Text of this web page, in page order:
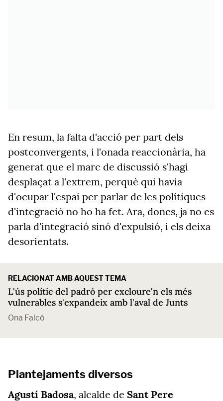
En resum, la falta d'acció per part dels
postconvergents, i l'onada reaccionària, ha
generat que el marc de discussió s'hagi
desplaçat a l'extrem, perquè qui havia
d'ocupar l'espai per parlar de les polítiques
d'integració no ho ha fet. Ara, doncs, ja no es
parla d'integració sinó d'expulsió, i els deixa
desorientats.
RELACIONAT AMB AQUEST TEMA
L'ús polític del padró per excloure'n els més
vulnerables s'expandeix amb l'aval de Junts
Ona Falcó
Plantejaments diversos
Agustí Badosa, alcalde de Sant Pere